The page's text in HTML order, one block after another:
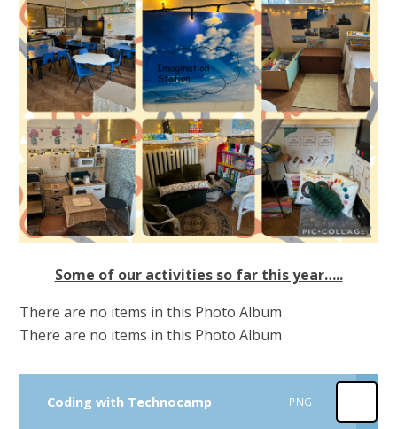
Some of our activities so far this year…..
There are no items in this Photo Album
There are no items in this Photo Album
Coding with Technocamp PNG